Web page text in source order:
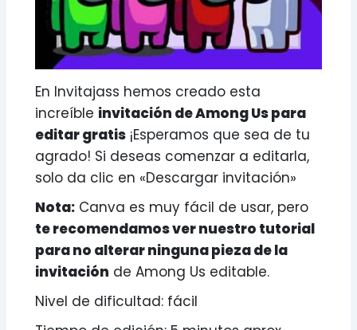
En Invitajass hemos creado esta
increíble invitación de Among Us para
editar gratis ¡Esperamos que sea de tu
agrado! Si deseas comenzar a editarla,
solo da clic en «Descargar invitación»
Nota: Canva es muy fácil de usar, pero
te recomendamos ver nuestro tutorial
para no alterar ninguna pieza de la
invitación de Among Us editable.
Nivel de dificultad: fácil